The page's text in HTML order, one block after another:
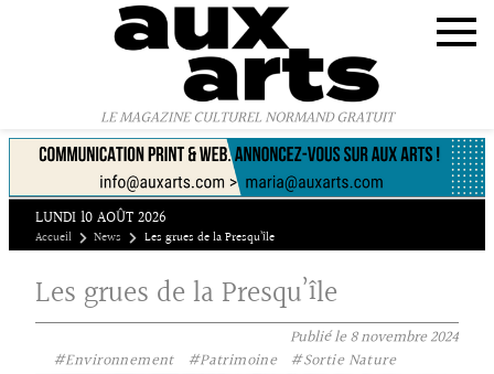
LE MAGAZINE CULTUREL NORMAND GRATUIT
LUNDI 10 AOÛT 2026
Accueil News Les grues de la Presqu’île
Les grues de la Presqu’île
Publié le8 novembre 2024
#Environnement
#Patrimoine #Sortie Nature
Panneau de gestion des cookies